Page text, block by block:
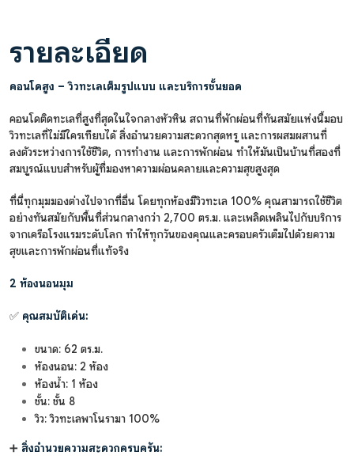
รายละเอียด
คอนโดสูง – วิวทะเลเต็มรูปแบบ และบริการชั้นยอด
คอนโดติดทะเลที่สูงที่สุดในใจกลางหัวหิน สถานที่พักผ่อนที่ทันสมัยแห่งนี้มอบ
วิวทะเลที่ไม่มีใครเทียบได้ สิ่งอำนวยความสะดวกสุดหรู และการผสมผสานที่
ลงตัวระหว่างการใช้ชีวิต, การทำงาน และการพักผ่อน ทำให้มันเป็นบ้านที่สองที่
สมบูรณ์แบบสำหรับผู้ที่มองหาความผ่อนคลายและความสุขสูงสุด
ที่นี่ทุกมุมมองต่างไปจากที่อื่น โดยทุกห้องมีวิวทะเล 100% คุณสามารถใช้ชีวิต
อย่างทันสมัยกับพื้นที่ส่วนกลางกว่า 2,700 ตร.ม. และเพลิดเพลินไปกับบริการ
จากเครือโรงแรมระดับโลก ทำให้ทุกวันของคุณและครอบครัวเต็มไปด้วยความ
สุขและการพักผ่อนที่แท้จริง
2 ห้องนอนมุม
✅ คุณสมบัติเด่น:
ขนาด: 62 ตร.ม.
ห้องนอน: 2 ห้อง
ห้องน้ำ: 1 ห้อง
ชั้น: ชั้น 8
วิว: วิวทะเลพาโนรามา 100%
➕ สิ่งอำนวยความสะดวกครบครัน: